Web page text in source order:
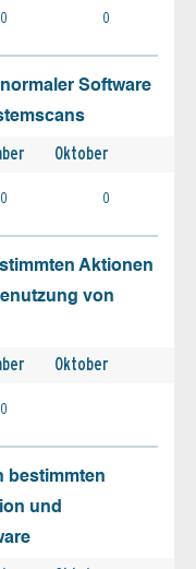
0 0
Software
Oktober
0 0
Aktionen
von
Oktober
0
bestimmten
und